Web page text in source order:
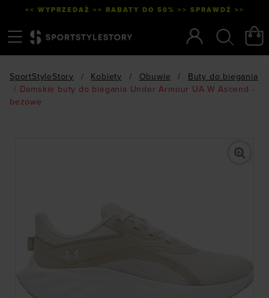
<< WYPRZEDAŻ >> RABATY DO 50% >> SPRAWDŹ >>
SportStyleStory / Kobiety / Obuwie /
Buty do biegania
/ Damskie buty do biegania Under Armour UA W Ascend -
beżowe